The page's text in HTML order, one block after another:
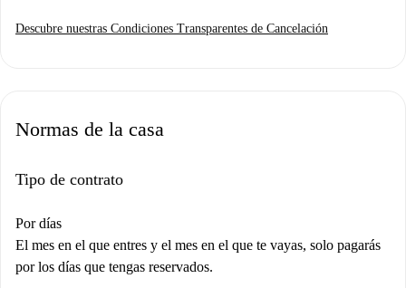
Descubre nuestras Condiciones Transparentes de Cancelación
Normas de la casa
Tipo de contrato
Por días
El mes en el que entres y el mes en el que te vayas, solo pagarás
por los días que tengas reservados.